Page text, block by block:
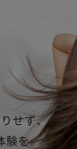
せず、
験を。